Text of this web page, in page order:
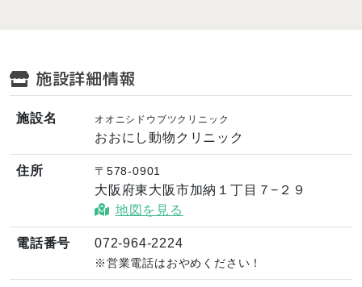
施設詳細情報
施設名 オオニシドウブツクリニック
おおにし動物クリニック
住所 〒578-0901
大阪府東大阪市加納１丁目７−２９
地図を見る
電話番号 072-964-2224
※営業電話はおやめください！